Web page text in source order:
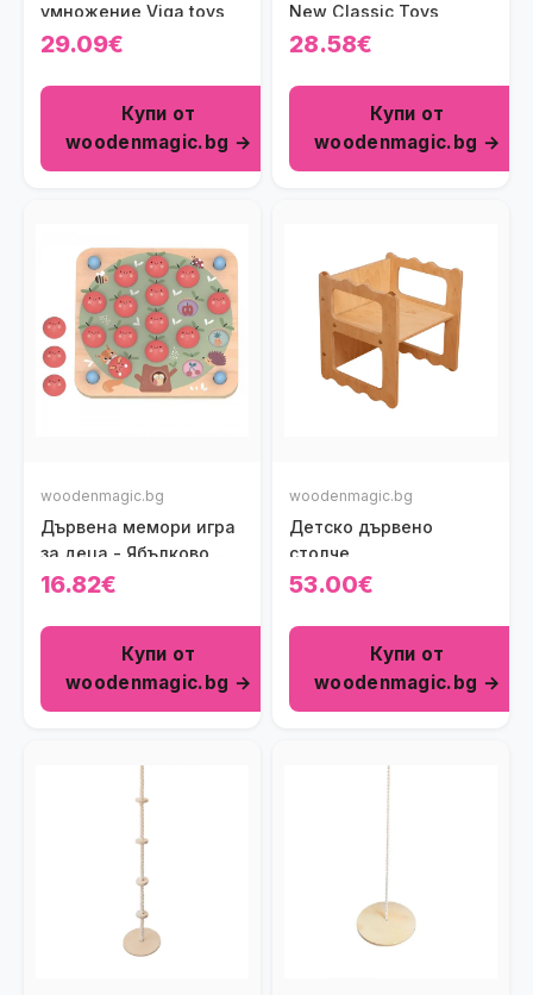
умножение Viga toys
29.09€
Купи от
woodenmagic.bg →
New Classic Toys
28.58€
Купи от
woodenmagic.bg →
woodenmagic.bg
Дървена мемори игра
за деца - Ябълково
дърво
16.82€
Купи от
woodenmagic.bg →
woodenmagic.bg
Детско дървено
столче
53.00€
Купи от
woodenmagic.bg →